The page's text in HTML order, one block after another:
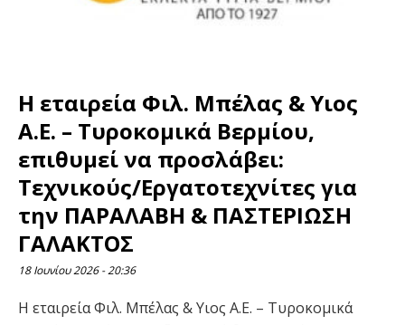
Η εταιρεία Φιλ. Μπέλας & Υιος
Α.Ε. – Τυροκομικά Βερμίου,
επιθυμεί να προσλάβει:
Τεχνικούς/Εργατοτεχνίτες για
την ΠΑΡΑΛΑΒΗ & ΠΑΣΤΕΡΙΩΣΗ
ΓΑΛΑΚΤΟΣ
18 Ιουνίου 2026 20:36
Η εταιρεία Φιλ. Μπέλας & Υιος Α.Ε. – Τυροκομικά